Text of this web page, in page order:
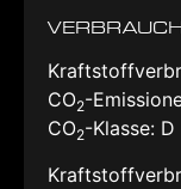
CO2-
CO2-Klasse: D